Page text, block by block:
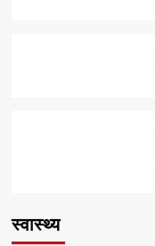
स्वास्थ्य